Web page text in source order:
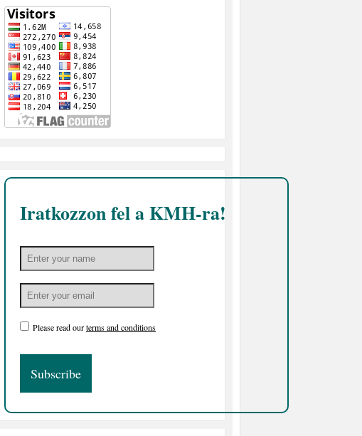
Iratkozzon fel a KMH-ra!
Please read ourterms and conditions